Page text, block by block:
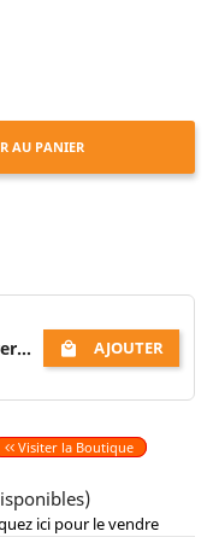
AU PANIER
Patins Anti-Vibration Universels 4PCS pour Machine à Laver  AJOUTER
Visiter la Boutique
ici pour le vendre